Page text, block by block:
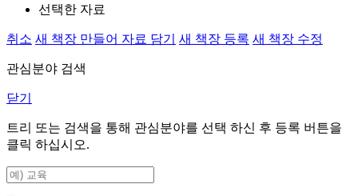
선택한 자료
취소 새 책장 만들어 자료 담기 새 책장 등록 새 책장 수정
관심분야 검색
닫기
트리 또는 검색을 통해 관심분야를 선택 하신 후 등록 버튼을
클릭 하십시오.